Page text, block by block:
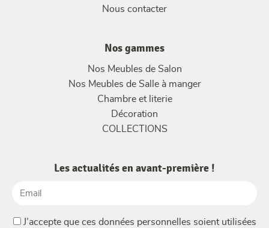
Nous contacter
Nos gammes
Nos Meubles de Salon
Nos Meubles de Salle à manger
Chambre et literie
Décoration
COLLECTIONS
Les actualités en avant-première !
(Nécessaire)
J’accepte que ces données personnelles soient utilisées